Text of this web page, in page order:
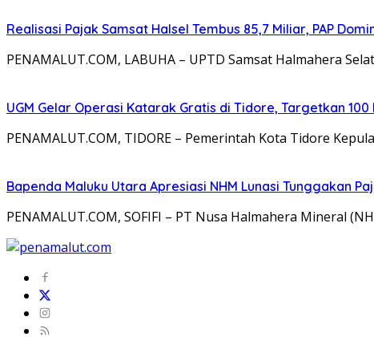
Realisasi Pajak Samsat Halsel Tembus 85,7 Miliar, PAP
PENAMALUT.COM, LABUHA – UPTD Samsat Halmahera
UGM Gelar Operasi Katarak Gratis di Tidore, Targetkan 100
PENAMALUT.COM, TIDORE – Pemerintah Kota Tidore
Bapenda Maluku Utara Apresiasi NHM Lunasi Tunggakan
PENAMALUT.COM, SOFIFI – PT Nusa Halmahera Mineral